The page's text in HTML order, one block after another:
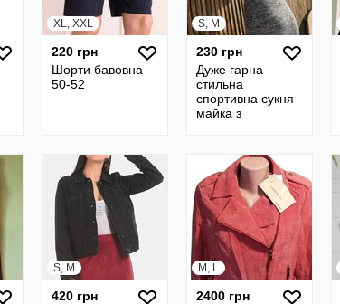
XL, XXL
220 грн
Шорти бавовна
50-52
S, M
230 грн
Дуже гарна
стильна
спортивна сукня-
майка з
S, M
420 грн
M, L
2400 грн